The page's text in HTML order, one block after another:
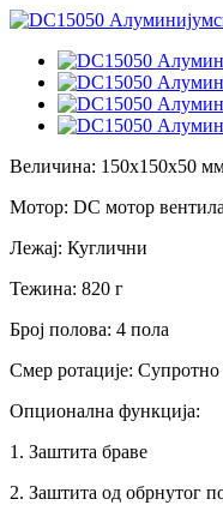
Величина: 150x150x50
Мотор: DC мотор
Лежај: Куглични
Тежина: 820 г
Број полова: 4 пола
Смер ротације: Супротно
Опционална функција:
1. Заштита браве
2. Заштита од обрнутог